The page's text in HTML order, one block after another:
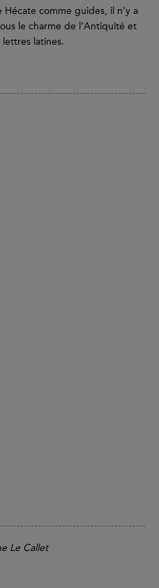
comme guides, il n’y a
le charme de l’Antiquité et
latines.
Le Callet